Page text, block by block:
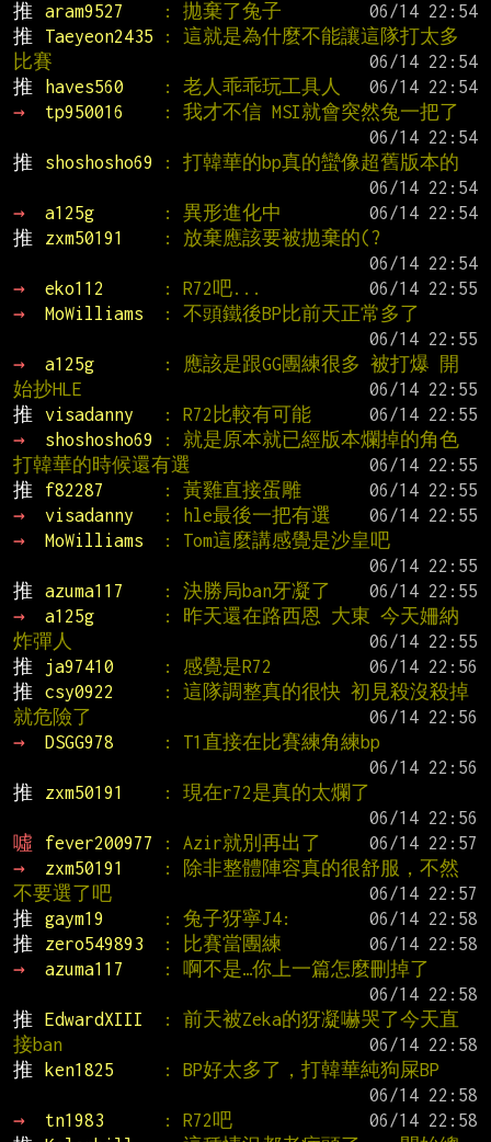
推
aram9527 : 拋棄了兔子
推
Taeyeon2435
: 這就是為什麼不能讓這隊打太多
比賽
推
haves560 : 老人乖乖玩工具人
→
tp950016
: 我才不信 MSI就會突然兔一把了
推
shoshosho69
: 打韓華的bp真的蠻像超舊版本的
→
a125g : 異形進化中
推
zxm50191
: 放棄應該要被拋棄的(?
→
eko112 : R72吧...
→
MoWilliams
: 不頭鐵後BP比前天正常多了
→
a125g
: 應該是跟GG團練很多 被打爆 開
始抄HLE
推
visadanny : R72比較有可能
→
shoshosho69
: 就是原本就已經版本爛掉的角色
打韓華的時候還有選
推
f82287 : 黃雞直接蛋雕
→
visadanny : hle最後一把有選
→
MoWilliams
: Tom這麼講感覺是沙皇吧
推
azuma117 : 決勝局ban牙凝了
→
a125g
: 昨天還在路西恩 大東 今天姍納
炸彈人
推
ja97410 : 感覺是R72
推
csy0922
: 這隊調整真的很快 初見殺沒殺掉
就危險了
→
DSGG978
: T1直接在比賽練角練bp
推
zxm50191
: 現在r72是真的太爛了
噓
fever200977 : Azir就別再出了
→
zxm50191
: 除非整體陣容真的很舒服，不然
不要選了吧
推
gaym19 : 兔子犽寧J4:
推
zero549893 : 比賽當團練
→
azuma117
: 啊不是…你上一篇怎麼刪掉了
推
EdwardXIII
: 前天被Zeka的犽凝嚇哭了今天直
接ban
推
ken1825
: BP好太多了，打韓華純狗屎BP
→
tn1983 : R72吧